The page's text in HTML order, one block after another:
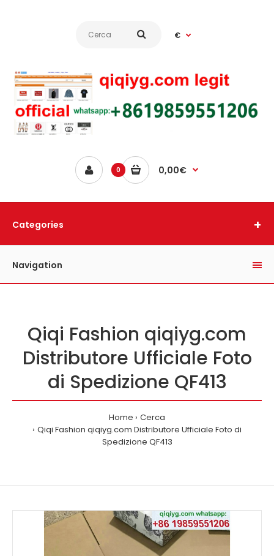
€
0 0,00€
Categories
Navigation
Qiqi Fashion qiqiyg.com
Distributore Ufficiale Foto
di Spedizione QF413
Home
Cerca
Qiqi Fashion qiqiyg.com Distributore Ufficiale Foto di
Spedizione QF413